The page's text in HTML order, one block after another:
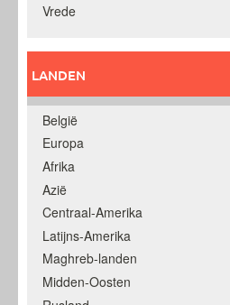
Vrede
LANDEN
België
Europa
Afrika
Azië
Centraal-Amerika
Latijns-Amerika
Maghreb-landen
Midden-Oosten